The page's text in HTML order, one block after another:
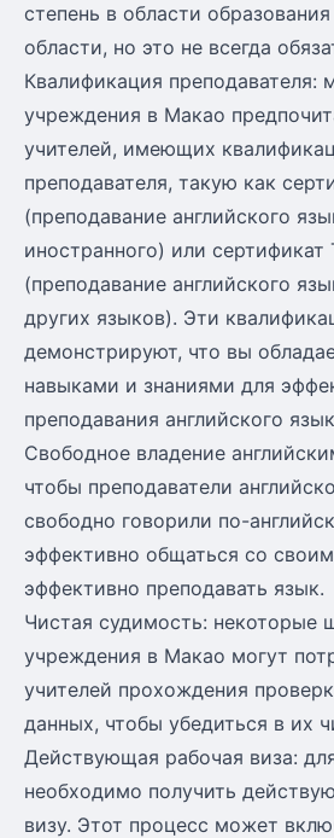
степень в области
области, но это не всегда
Квалификация преподавателя:
учреждения в Макао
учителей, имеющих
преподавателя, такую как
(преподавание английского
иностранного) или сертификат
(преподавание английского
других языков). Эти
демонстрируют, что вы
навыками и знаниями для
преподавания английского
Свободное владение
чтобы преподаватели
свободно говорили по-
эффективно общаться со
эффективно преподавать язык.
Чистая судимость: некоторые
учреждения в Макао могут
учителей прохождения
данных, чтобы убедиться в их
Действующая рабочая виза:
необходимо получить
визу. Этот процесс может